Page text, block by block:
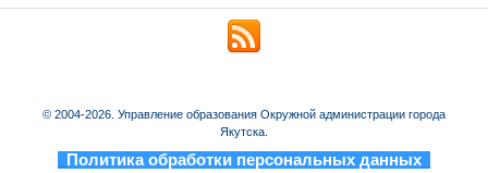
© 2004-2026. Управление образования Окружной администрации города
Якутска.
Политика обработки персональных данных